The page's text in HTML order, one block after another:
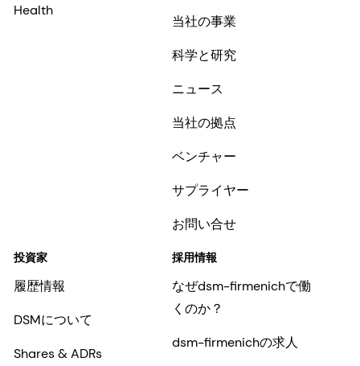
Health
当社の事業
科学と研究
ニュース
当社の拠点
ベンチャー
サプライヤー
お問い合せ
投資家
履歴情報
DSMについて
Shares & ADRs
採用情報
なぜdsm-firmenichで働
くのか？
dsm-firmenichの求人